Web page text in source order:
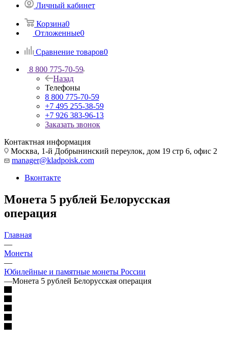
Личный кабинет
Корзина0
Отложенные0
Сравнение товаров0
8 800 775-70-59
Назад
Телефоны
8 800 775-70-59
+7 495 255-38-59
+7 926 383-96-13
Заказать звонок
Контактная информация
Москва, 1-й Добрынинский переулок, дом 19 стр 6, офис 2
manager@kladpoisk.com
Вконтакте
Монета 5 рублей Белорусская
операция
Главная
—
Монеты
—
Юбилейные и памятные монеты России
—Монета 5 рублей Белорусская операция